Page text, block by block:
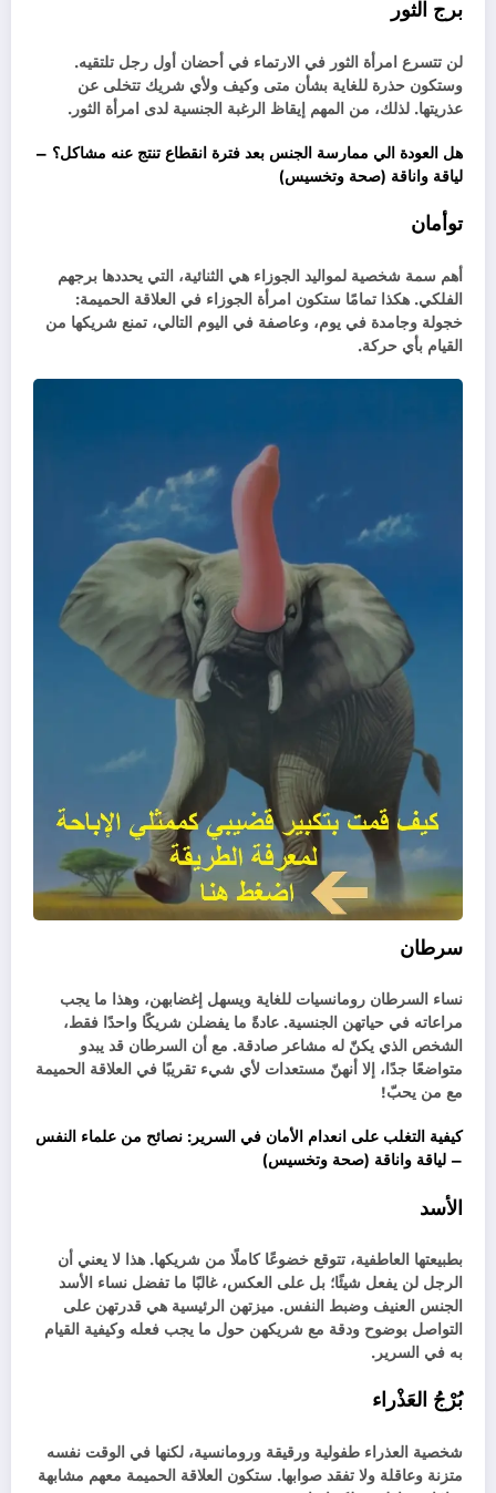
برج الثور
لن تتسرع امرأة الثور في الارتماء في أحضان أول رجل تلتقيه.
وستكون حذرة للغاية بشأن متى وكيف ولأي شريك تتخلى عن
عذريتها. لذلك، من المهم إيقاظ الرغبة الجنسية لدى امرأة الثور.
هل العودة الي ممارسة الجنس بعد فترة انقطاع تنتج عنه مشاكل؟ –
لياقة واناقة (صحة وتخسيس)
توأمان
أهم سمة شخصية لمواليد الجوزاء هي الثنائية، التي يحددها برجهم
الفلكي. هكذا تمامًا ستكون امرأة الجوزاء في العلاقة الحميمة:
خجولة وجامدة في يوم، وعاصفة في اليوم التالي، تمنع شريكها من
القيام بأي حركة.
سرطان
نساء السرطان رومانسيات للغاية ويسهل إغضابهن، وهذا ما يجب
مراعاته في حياتهن الجنسية. عادةً ما يفضلن شريكًا واحدًا فقط،
الشخص الذي يكنّ له مشاعر صادقة. مع أن السرطان قد يبدو
متواضعًا جدًا، إلا أنهنّ مستعدات لأي شيء تقريبًا في العلاقة الحميمة
مع من يحبّ!
كيفية التغلب على انعدام الأمان في السرير: نصائح من علماء النفس
– لياقة واناقة (صحة وتخسيس)
الأسد
بطبيعتها العاطفية، تتوقع خضوعًا كاملًا من شريكها. هذا لا يعني أن
الرجل لن يفعل شيئًا؛ بل على العكس، غالبًا ما تفضل نساء الأسد
الجنس العنيف وضبط النفس. ميزتهن الرئيسية هي قدرتهن على
التواصل بوضوح ودقة مع شريكهن حول ما يجب فعله وكيفية القيام
به في السرير.
بُرْجُ العَذْراء
شخصية العذراء طفولية ورقيقة ورومانسية، لكنها في الوقت نفسه
متزنة وعاقلة ولا تفقد صوابها. ستكون العلاقة الحميمة معهم مشابهة